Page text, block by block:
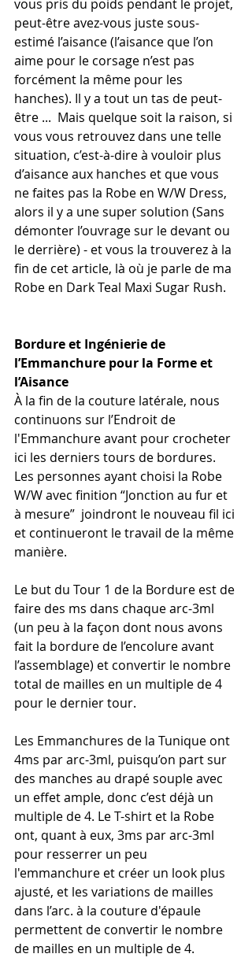
vous pris du poids pendant le projet,
peut-être avez-vous juste sous-
estimé l’aisance (l’aisance que l’on
aime pour le corsage n’est pas
forcément la même pour les
hanches). Il y a tout un tas de peut-
être ...  Mais quelque soit la raison, si
vous vous retrouvez dans une telle
situation, c’est-à-dire à vouloir plus
d’aisance aux hanches et que vous
ne faites pas la Robe en W/W Dress,
alors il y a une super solution (Sans
démonter l’ouvrage sur le devant ou
le derrière) - et vous la trouverez à la
fin de cet article, là où je parle de ma
Robe en Dark Teal Maxi Sugar Rush.
Bordure et Ingénierie de
l’Emmanchure pour la Forme et
l’Aisance
À la fin de la couture latérale, nous
continuons sur l’Endroit de
l'Emmanchure avant pour crocheter
ici les derniers tours de bordures.
Les personnes ayant choisi la Robe
W/W avec finition “Jonction au fur et
à mesure”  joindront le nouveau fil ici
et continueront le travail de la même
manière.
Le but du Tour 1 de la Bordure est de
faire des ms dans chaque arc-3ml
(un peu à la façon dont nous avons
fait la bordure de l’encolure avant
l’assemblage) et convertir le nombre
total de mailles en un multiple de 4
pour le dernier tour.
Les Emmanchures de la Tunique ont
4ms par arc-3ml, puisqu’on part sur
des manches au drapé souple avec
un effet ample, donc c’est déjà un
multiple de 4. Le T-shirt et la Robe
ont, quant à eux, 3ms par arc-3ml
pour resserrer un peu
l'emmanchure et créer un look plus
ajusté, et les variations de mailles
dans l’arc. à la couture d'épaule
permettent de convertir le nombre
de mailles en un multiple de 4.